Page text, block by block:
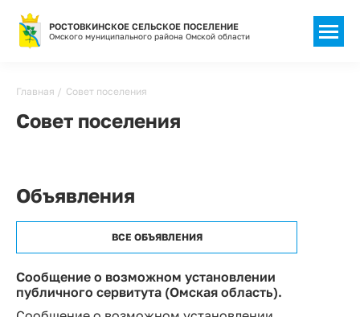
РОСТОВКИНСКОЕ СЕЛЬСКОЕ ПОСЕЛЕНИЕ
Омского муниципального района Омской области
Строка
навигации
Главная Совет поселения
Совет поселения
Объявления
ВСЕ ОБЪЯВЛЕНИЯ
Сообщение о возможном установлении
публичного сервитута (Омская область).